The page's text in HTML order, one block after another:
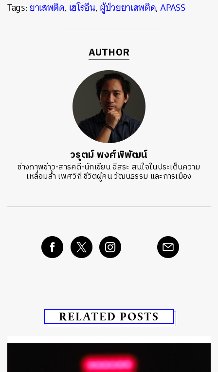
Tags:ยาเสพติด, เฮโรอีน,ผู้ป่วยยาเสพติด,APASS
AUTHOR
วรุตม์ พงศ์พิพัฒน์
ช่างภาพข่าว-สารคดี-นักเขียน อิสระ สนใจในประเด็นความ
เหลื่อมล้ำ เพศวิถี ชีวิตผู้คน วัฒนธรรม และการเมือง
RELATED POSTS